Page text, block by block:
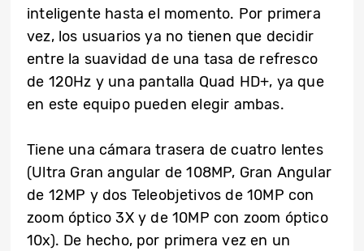
inteligente hasta el momento. Por primera
vez, los usuarios ya no tienen que decidir
entre la suavidad de una tasa de refresco
de 120Hz y una pantalla Quad HD+, ya que
en este equipo pueden elegir ambas.
Tiene una cámara trasera de cuatro lentes
(Ultra Gran angular de 108MP, Gran Angular
de 12MP y dos Teleobjetivos de 10MP con
zoom óptico 3X y de 10MP con zoom óptico
10x). De hecho, por primera vez en un